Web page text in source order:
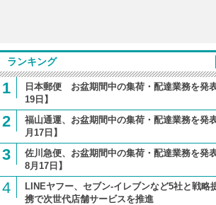
ランキング
1
日本郵便 お盆期間中の集荷・配達業務を発
19日】
2
福山通運、お盆期間中の集荷・配達業務を発
月17日】
3
佐川急便、お盆期間中の集荷・配達業務を発
8月17日】
4
LINEヤフー、セブン-イレブンなど5社と戦
携で次世代店舗サービスを推進